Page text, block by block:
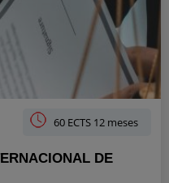
60 ECTS 12 meses
DE